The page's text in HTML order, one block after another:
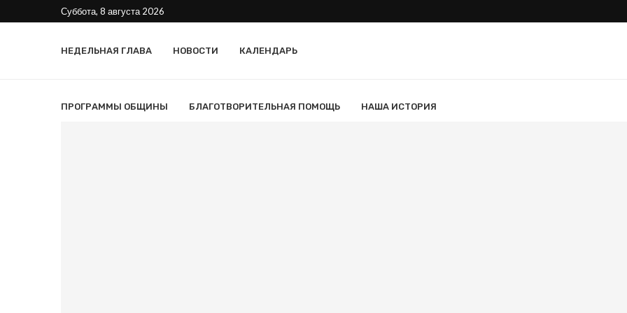
Суббота, 8 августа 2026
НЕДЕЛЬНАЯ ГЛАВА НОВОСТИ КАЛЕНДАРЬ
ПРОГРАММЫ ОБЩИНЫ БЛАГОТВОРИТЕЛЬНАЯ ПОМОЩЬ НАША ИСТОРИЯ